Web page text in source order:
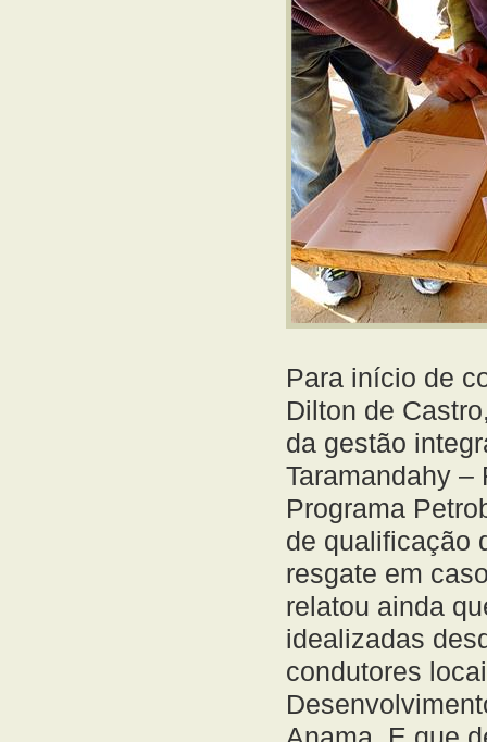
Para início de
Dilton de
da gestão
Taramandahy –
Programa
de qualificação
resgate em
relatou ainda
idealizadas
condutores